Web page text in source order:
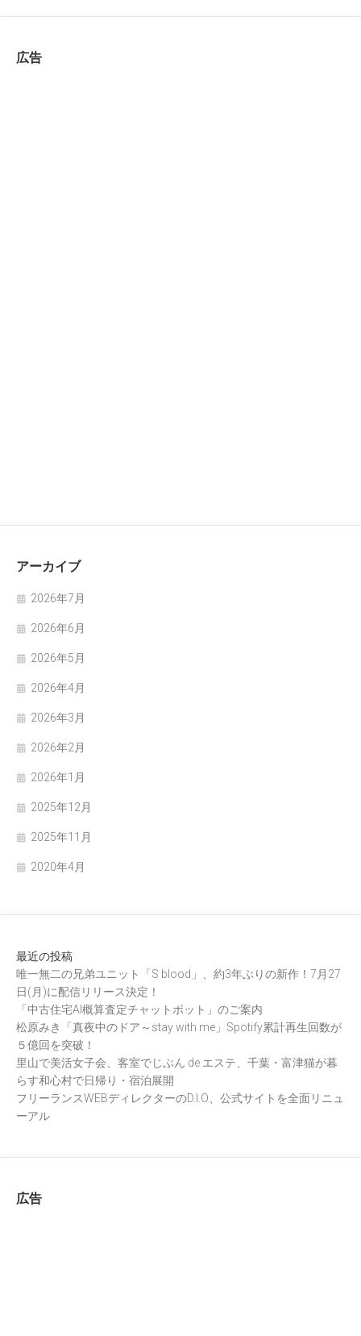
広告
アーカイブ
2026年7月
2026年6月
2026年5月
2026年4月
2026年3月
2026年2月
2026年1月
2025年12月
2025年11月
2020年4月
最近の投稿
唯一無二の兄弟ユニット「S blood」、約3年ぶりの新作！7月27
日(月)に配信リリース決定！
「中古住宅AI概算査定チャットボット」のご案内
松原みき「真夜中のドア～stay with me」Spotify累計再生回数が
５億回を突破！
里山で美活女子会、客室でじぶん de エステ、千葉・富津猫が暮
らす和心村で日帰り・宿泊展開
フリーランスWEBディレクターのD.I.O、公式サイトを全面リニュ
ーアル
広告